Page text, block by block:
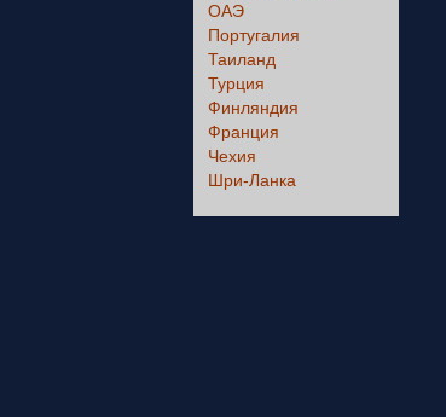
ОАЭ
Португалия
Таиланд
Турция
Финляндия
Франция
Чехия
Шри-Ланка